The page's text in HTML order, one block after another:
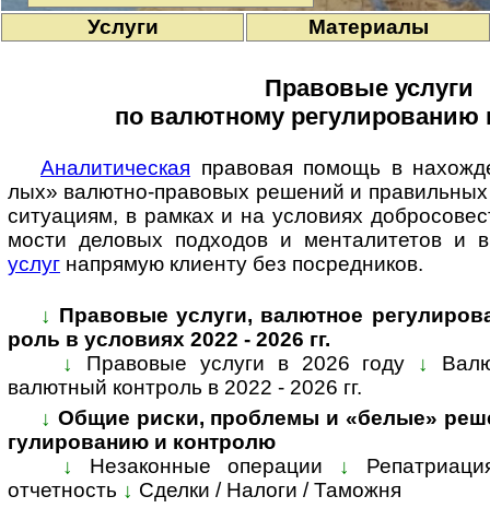
Услуги
Материалы
Правовые услуги
по валютному регулированию
Ана­ли­ти­че­с­кая пра­во­вая по­мощь в
лых» ва­лют­но-­пра­во­вых ре­ше­ний и пра­ви­ль­ных
си­ту­а­ци­ям, в рам­ках и на усло­ви­ях
мо­сти дело­вых под­хо­дов и мен­та­ли­те­тов и
услуг на­пря­мую кли­енту без по­сред­ников.
↓ Пра­во­вые услуги, валютное
роль в усло­виях 2022 - 2026 гг.
↓
Правовые услуги в 2026 году ↓
валютный конт­роль в 2022 - 2026 гг.
↓ Общие риски, проблемы и «белые»
гу­ли­ро­ва­нию и конт­ролю
↓
Незаконные операции ↓
отчетность ↓ Сделки / Налоги / Таможня